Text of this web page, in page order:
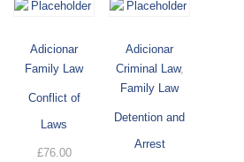
Adicionar
Family Law
Conflict of
Laws
£76.00
Adicionar
Criminal Law,
Family Law
Detention and
Arrest